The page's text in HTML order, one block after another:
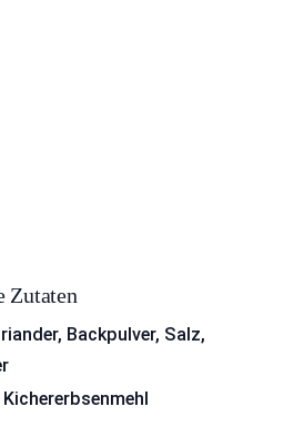
Zutaten
Backpulver, Salz,